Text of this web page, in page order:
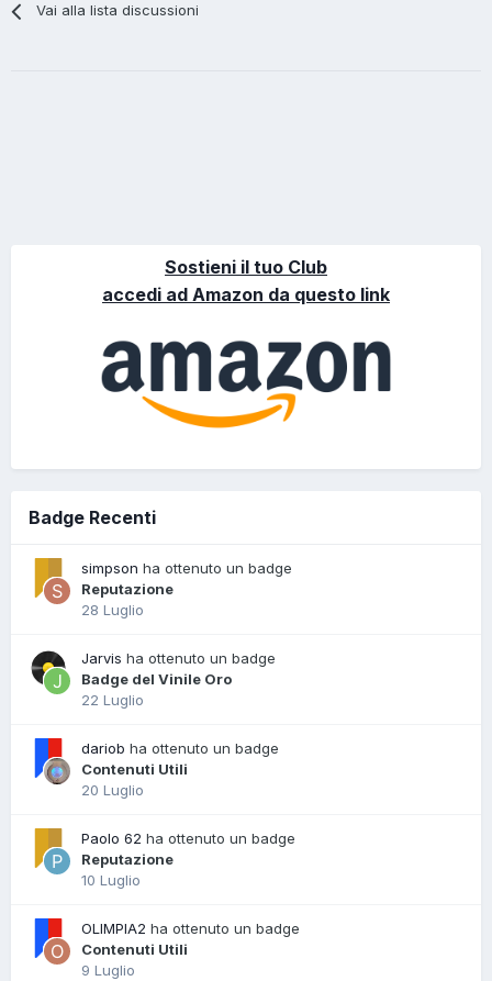
Vai alla lista discussioni
Sostieni il tuo Club
accedi ad Amazon da questo link
Badge Recenti
simpson ha ottenuto un badge
Reputazione
28 Luglio
Jarvis ha ottenuto un badge
Badge del Vinile Oro
22 Luglio
dariob ha ottenuto un badge
Contenuti Utili
20 Luglio
Paolo 62 ha ottenuto un badge
Reputazione
10 Luglio
OLIMPIA2 ha ottenuto un badge
Contenuti Utili
9 Luglio